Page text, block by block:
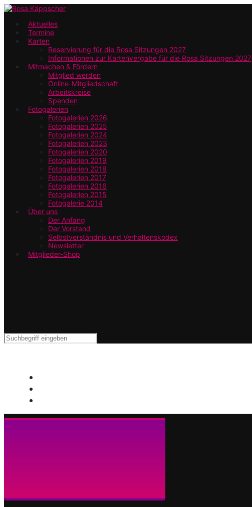
Zum
Hauptinhalt
springen
Aktuelles
Termine
Karten
Reservierung für die Rosa Sitzungen 2027
Informationen zur Kartenvergabe für die Rosa Sitzungen 2027
Mitmachen & Fördern
Mitglied werden
Online-Mitgliedschaft
Arbeitskreise
Spenden
Fotogalerien
Fotogalerien 2026
Fotogalerien 2025
Fotogalerien 2024
Fotogalerien 2023
Fotogalerien 2020
Fotogalerien 2019
Fotogalerien 2018
Fotogalerien 2017
Fotogalerien 2016
Fotogalerien 2015
Fotogalerie 2014
Über uns
Der Anfang
Der Vorstand
Selbstverständnis und Verhaltenskodex
Newsletter
Mitglieder-Shop